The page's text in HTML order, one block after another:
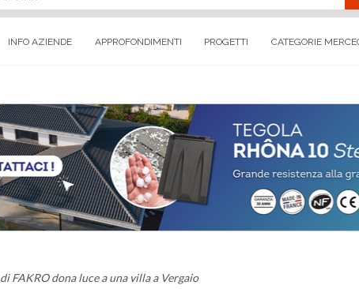
INFO AZIENDE APPROFONDIMENTI PROGETTI CATEGORIE
FAKRO dona luce a una villa a Vergaio